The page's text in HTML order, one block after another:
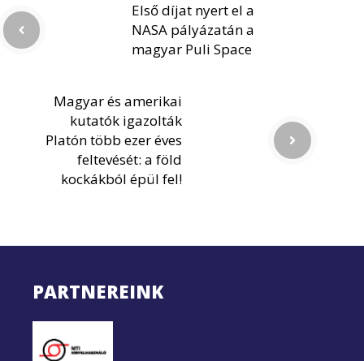
Első díjat nyert el a
NASA pályázatán a
magyar Puli Space
Magyar és amerikai
kutatók igazolták
Platón több ezer éves
feltevését: a föld
kockákból épül fel!
PARTNEREINK